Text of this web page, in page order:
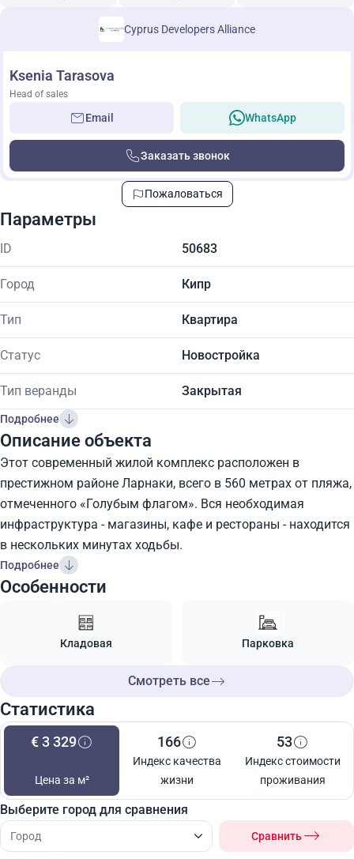
Cyprus Developers Alliance
Ksenia Tarasova
Head of sales
Email WhatsApp
Заказать звонок
Пожаловаться
Параметры
ID 50683
Город Кипр
Тип Квартира
Статус Новостройка
Тип веранды Закрытая
Подробнее
Описание объекта
Этот современный жилой комплекс расположен в
престижном районе Ларнаки, всего в 560 метрах от пляжа,
отмеченного «Голубым флагом». Вся необходимая
инфраструктура - магазины, кафе и рестораны - находится
в нескольких минутах ходьбы.
Подробнее
Особенности
Кладовая Парковка
Смотреть все
Статистика
€ 3 329
Цена за м²
166
Индекс качества
жизни
53
Индекс стоимости
проживания
Выберите город для сравнения
Сравнить